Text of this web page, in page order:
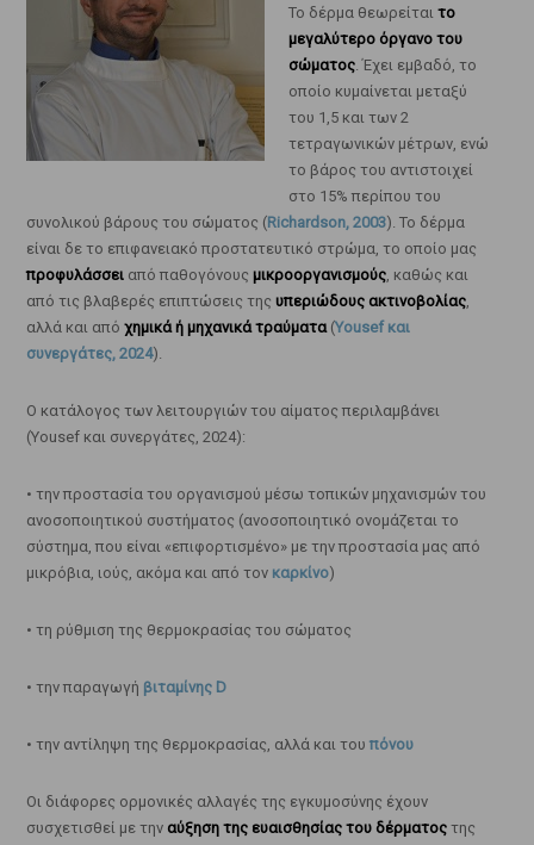
Το δέρμα θεωρείται το
μεγαλύτερο όργανο του
σώματος. Έχει εμβαδό, το
οποίο κυμαίνεται μεταξύ
του 1,5 και των 2
τετραγωνικών μέτρων, ενώ
το βάρος του αντιστοιχεί
στο 15% περίπου του
συνολικού βάρους του σώματος (Richardson, 2003). Το δέρμα
είναι δε το επιφανειακό προστατευτικό στρώμα, το οποίο μας
προφυλάσσειαπό παθογόνους μικροοργανισμούς, καθώς και
από τις βλαβερές επιπτώσεις της υπεριώδους ακτινοβολίας,
αλλά και από χημικά ή μηχανικά τραύματα(Yousef και
συνεργάτες, 2024).
Ο κατάλογος των λειτουργιών του αίματος περιλαμβάνει
(Yousef και συνεργάτες, 2024):
• την προστασία του οργανισμού μέσω τοπικών μηχανισμών του
ανοσοποιητικού συστήματος (ανοσοποιητικό ονομάζεται το
σύστημα, που είναι «επιφορτισμένο» με την προστασία μας από
μικρόβια, ιούς, ακόμα και από τον καρκίνο)
• τη ρύθμιση της θερμοκρασίας του σώματος
• την παραγωγή βιταμίνης D
• την αντίληψη της θερμοκρασίας, αλλά και του πόνου
Οι διάφορες ορμονικές αλλαγές της εγκυμοσύνης έχουν
συσχετισθεί με την αύξηση της ευαισθησίας του δέρματοςτης